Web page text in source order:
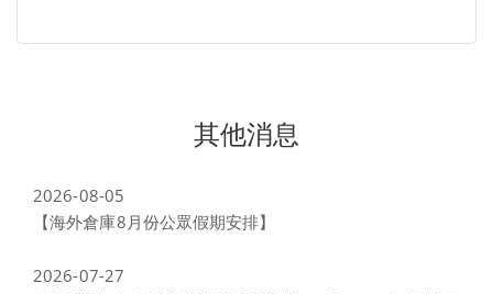
其他消息
2026-08-05
【海外倉庫8月份公眾假期安排】
2026-07-27